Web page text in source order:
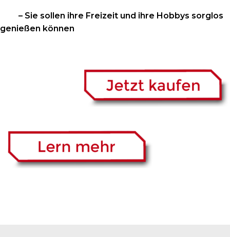
– Sie sollen ihre Freizeit und ihre Hobbys sorglos
genießen können